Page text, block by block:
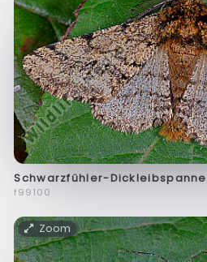
Schwarzfühler-
f99100
Zoom